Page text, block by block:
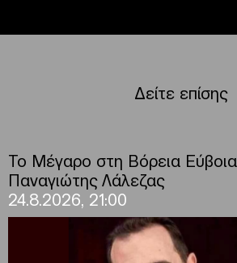
Δείτε επίσης
Το Μέγαρο στη Βόρεια Εύβοια
Παναγιώτης Λάλεζας
24.8.2026, 21:00